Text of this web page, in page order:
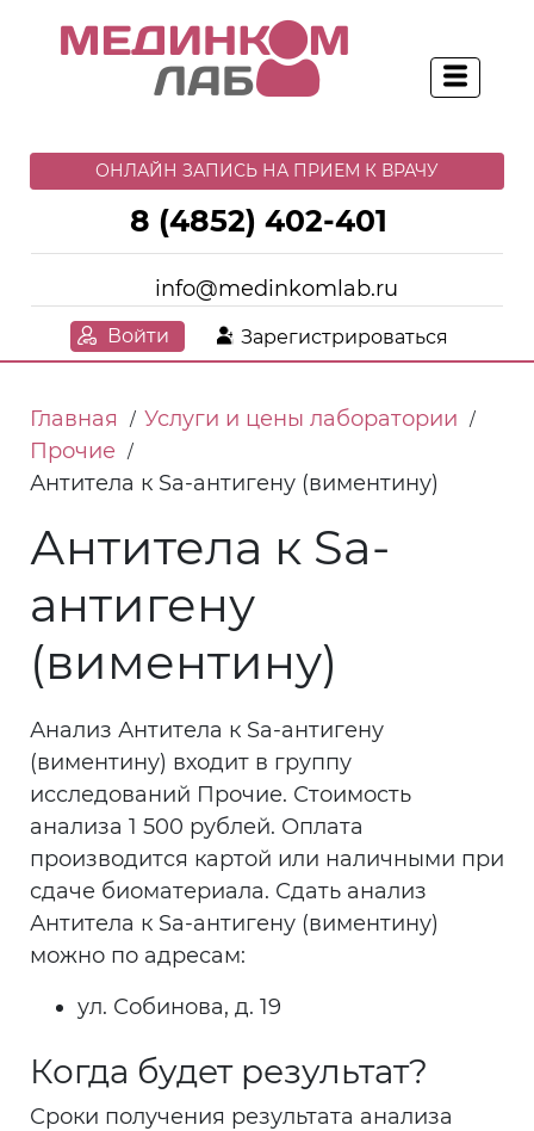
ОНЛАЙН ЗАПИСЬ НА ПРИЕМ К ВРАЧУ
8 (4852) 402-401
info@medinkomlab.ru
Войти Зарегистрироваться
Главная / Услуги и цены лаборатории /
Прочие /
Антитела к Sa-антигену (виментину)
Антитела к Sa-
антигену
(виментину)
Анализ Антитела к Sa-антигену
(виментину) входит в группу
исследований Прочие. Стоимость
анализа 1 500 рублей. Оплата
производится картой или наличными при
сдаче биоматериала. Сдать анализ
Антитела к Sa-антигену (виментину)
можно по адресам:
ул. Собинова, д. 19
Когда будет результат?
Сроки получения результата анализа